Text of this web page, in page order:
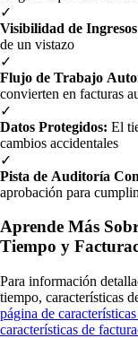
✓
Visibilidad de
de un vistazo
✓
Flujo de Trabajo
convierten en facturas
✓
Datos Protegidos: El
cambios accidentales
✓
Pista de Auditoría
aprobación para
Aprende Más
Tiempo y
Para información
tiempo, características
página de
características de